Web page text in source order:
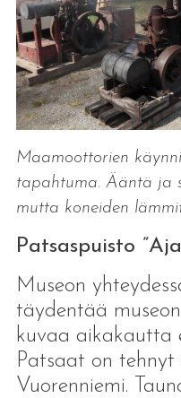
Maamoottorien
tapahtuma. Ääntä ja
mutta koneiden
Patsaspuisto
Museon
täydentää
kuvaa aikakautta
Patsaat on
Vuorenniemi.